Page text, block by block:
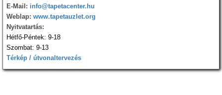
E-Mail: info@tapetacenter.hu
Weblap: www.tapetauzlet.org
Nyitvatartás:
Hétfő-Péntek: 9-18
Szombat: 9-13
Térkép / útvonaltervezés